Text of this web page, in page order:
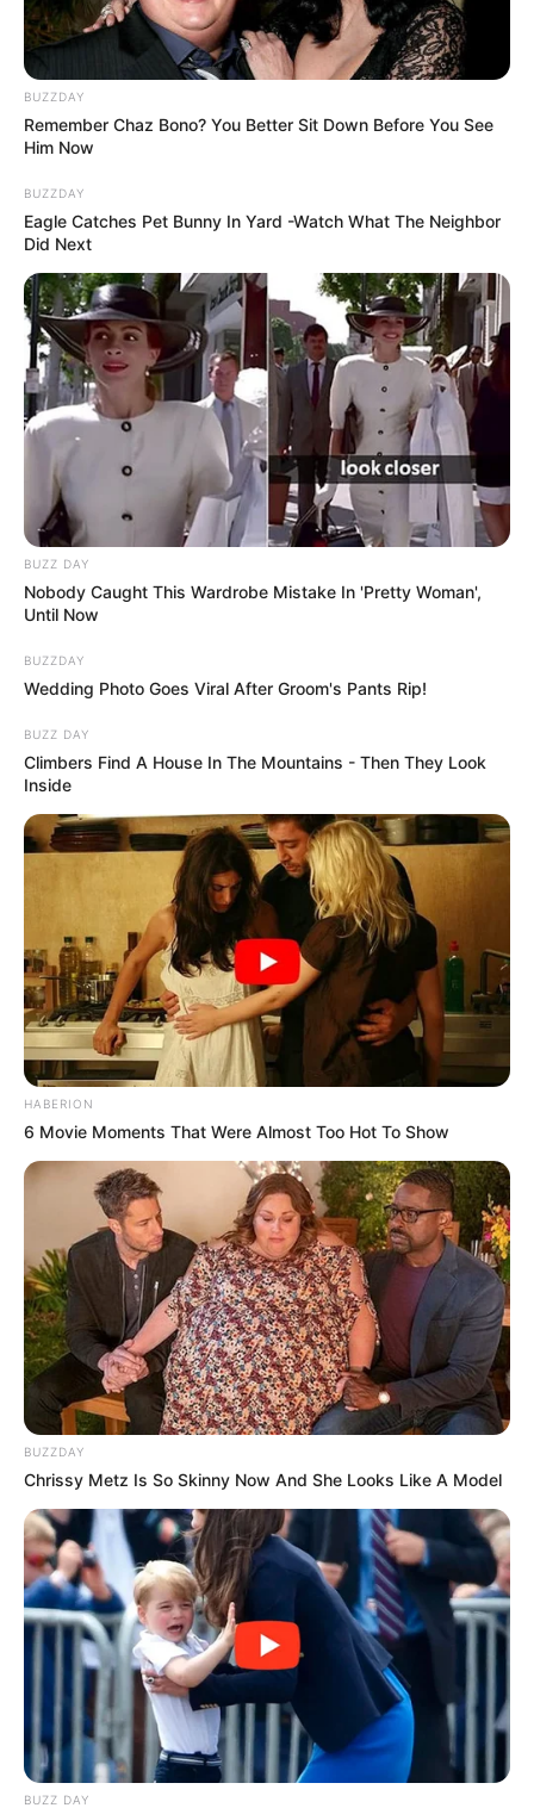
BUZZDAY
Remember Chaz Bono? You Better Sit Down Before You See
Him Now
BUZZDAY
Eagle Catches Pet Bunny In Yard -Watch What The Neighbor
Did Next
BUZZ DAY
Nobody Caught This Wardrobe Mistake In 'Pretty Woman',
Until Now
BUZZDAY
Wedding Photo Goes Viral After Groom's Pants Rip!
BUZZ DAY
Climbers Find A House In The Mountains - Then They Look
Inside
HABERION
6 Movie Moments That Were Almost Too Hot To Show
BUZZDAY
Chrissy Metz Is So Skinny Now And She Looks Like A Model
BUZZ DAY